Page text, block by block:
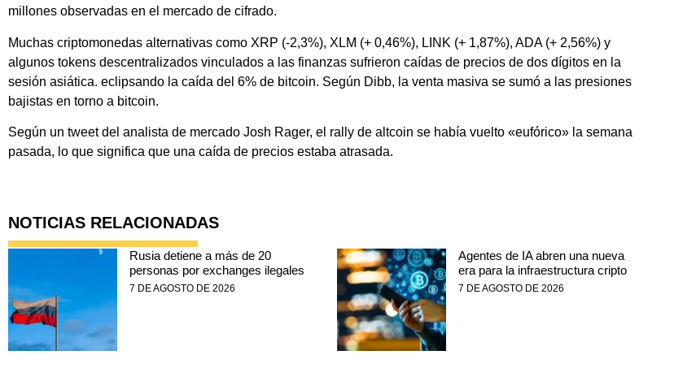
millones observadas en el mercado de cifrado.
Muchas criptomonedas alternativas como XRP (-2,3%), XLM (+ 0,46%), LINK (+ 1,87%), ADA (+ 2,56%) y
algunos tokens descentralizados vinculados a las finanzas sufrieron caídas de precios de dos dígitos en la
sesión asiática. eclipsando la caída del 6% de bitcoin. Según Dibb, la venta masiva se sumó a las presiones
bajistas en torno a bitcoin.
Según un tweet del analista de mercado Josh Rager, el rally de altcoin se había vuelto «eufórico» la semana
pasada, lo que significa que una caída de precios estaba atrasada.
NOTICIAS RELACIONADAS
Rusia detiene a más de 20
personas por exchanges ilegales
7 DE AGOSTO DE 2026
Agentes de IA abren una nueva
era para la infraestructura cripto
7 DE AGOSTO DE 2026